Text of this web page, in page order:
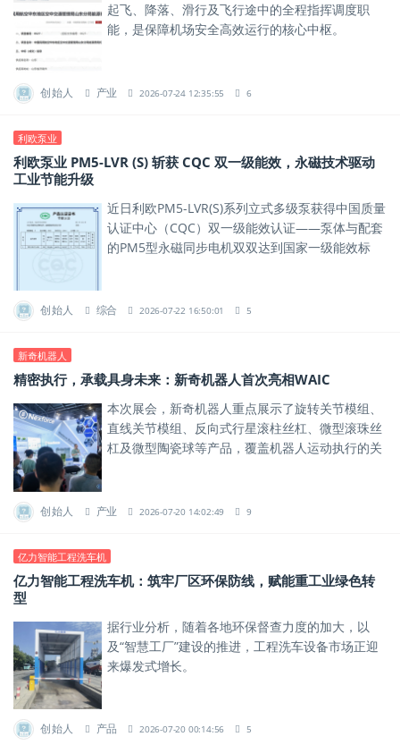
起飞、降落、滑行及飞行途中的全程指挥调度职
能，是保障机场安全高效运行的核心中枢。
创始人 产业 2026-07-24 12:35:55 6
利欧泵业
利欧泵业 PM5-LVR (S) 斩获 CQC 双一级能效，永磁技术驱动
工业节能升级
近日利欧PM5-LVR(S)系列立式多级泵获得中国质量
认证中心（CQC）双一级能效认证——泵体与配套
的PM5型永磁同步电机双双达到国家一级能效标
创始人 综合 2026-07-22 16:50:01 5
新奇机器人
精密执行，承载具身未来：新奇机器人首次亮相WAIC
本次展会，新奇机器人重点展示了旋转关节模组、
直线关节模组、反向式行星滚柱丝杠、微型滚珠丝
杠及微型陶瓷球等产品，覆盖机器人运动执行的关
创始人 产业 2026-07-20 14:02:49 9
亿力智能工程洗车机
亿力智能工程洗车机：筑牢厂区环保防线，赋能重工业绿色转
型
据行业分析，随着各地环保督查力度的加大，以
及“智慧工厂”建设的推进，工程洗车设备市场正迎
来爆发式增长。
创始人 产品 2026-07-20 00:14:56 5